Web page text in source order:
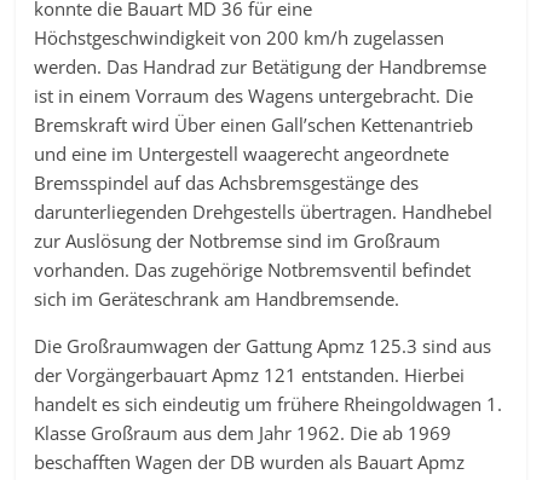
konnte die Bauart MD 36 für eine
Höchstgeschwindigkeit von 200 km/h zugelassen
werden. Das Handrad zur Betätigung der Handbremse
ist in einem Vorraum des Wagens untergebracht. Die
Bremskraft wird Über einen Gall’schen Kettenantrieb
und eine im Untergestell waagerecht angeordnete
Bremsspindel auf das Achsbremsgestänge des
darunterliegenden Drehgestells übertragen. Handhebel
zur Auslösung der Notbremse sind im Großraum
vorhanden. Das zugehörige Notbremsventil befindet
sich im Geräteschrank am Handbremsende.
Die Großraumwagen der Gattung Apmz 125.3 sind aus
der Vorgängerbauart Apmz 121 entstanden. Hierbei
handelt es sich eindeutig um frühere Rheingoldwagen 1.
Klasse Großraum aus dem Jahr 1962. Die ab 1969
beschafften Wagen der DB wurden als Bauart Apmz